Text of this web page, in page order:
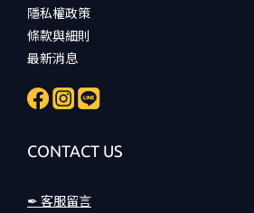
隱私權政策
條款與細則
最新消息
CONTACT US
✒ 客服留言